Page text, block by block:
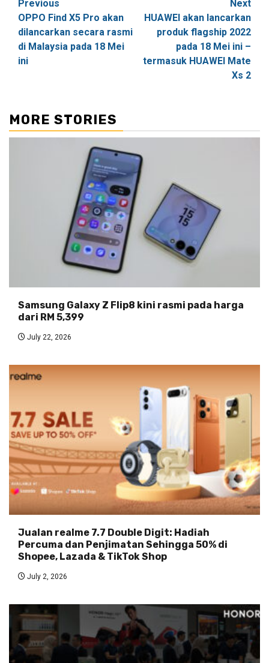
Post
navigation
Previous
OPPO Find X5 Pro akan
dilancarkan secara rasmi
di Malaysia pada 18 Mei
ini
Next
HUAWEI akan lancarkan
produk flagship 2022
pada 18 Mei ini –
termasuk HUAWEI Mate
Xs 2
MORE STORIES
Samsung Galaxy Z Flip8 kini rasmi pada harga
dari RM 5,399
July 22, 2026
Jualan realme 7.7 Double Digit: Hadiah
Percuma dan Penjimatan Sehingga 50% di
Shopee, Lazada & TikTok Shop
July 2, 2026